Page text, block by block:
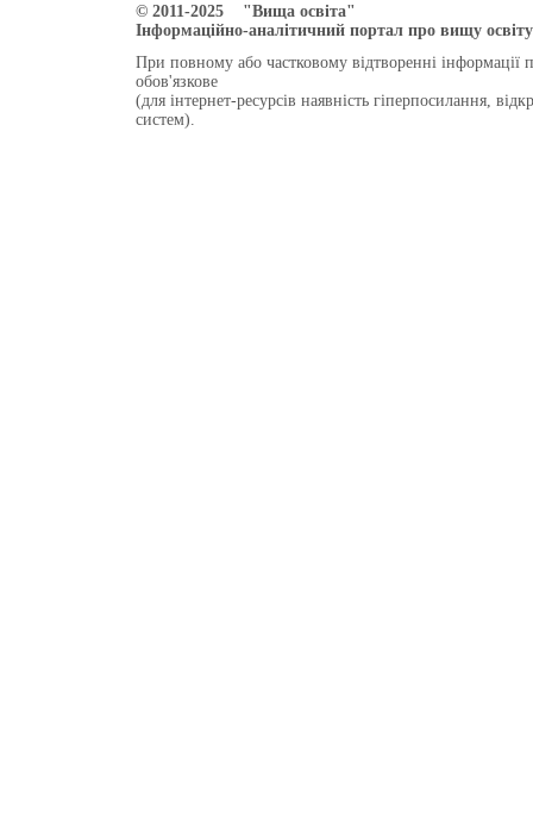
© 2011-2025 "Вища освіта"
Інформаційно-аналітичний портал про вищу
При повному або частковому відтворенні інформації
обов'язкове
(для інтернет-ресурсів наявність гіперпосилання,
систем).